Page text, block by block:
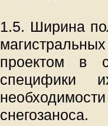
1.5. Ширина
проектом в
специфики
снегозаноса.